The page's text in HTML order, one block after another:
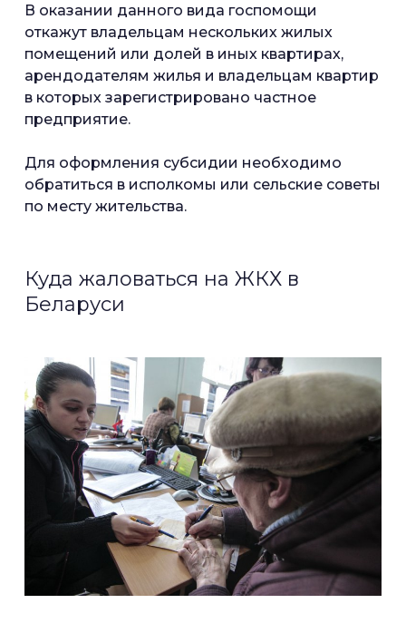
В оказании данного вида госпомощи
откажут владельцам нескольких жилых
помещений или долей в иных квартирах,
арендодателям жилья и владельцам квартир
в которых зарегистрировано частное
предприятие.
Для оформления субсидии необходимо
обратиться в исполкомы или сельские советы
по месту жительства.
Куда жаловаться на ЖКХ в
Беларуси